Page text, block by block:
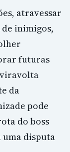
atravessar
inimigos,
futuras
da
pode
do boss
disputa